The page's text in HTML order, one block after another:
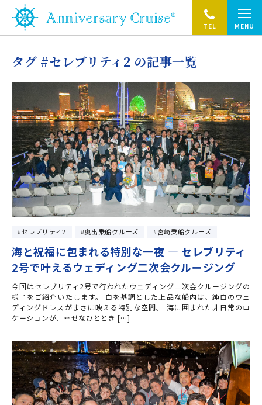
TEL MENU
タグ #セレブリティ2 の記事一覧
セレブリティ2 奥出乗船クルーズ 宮崎乗船クルーズ
海と祝福に包まれる特別な一夜 ― セレブリティ
2号で叶えるウェディング二次会クルージング
今回はセレブリティ2号で行われたウェディング二次会クルージングの
様子をご紹介いたします。 白を基調とした上品な船内は、純白のウェ
ディングドレスがまさに映える特別な空間。 海に囲まれた非日常のロ
ケーションが、幸せなひととき […]